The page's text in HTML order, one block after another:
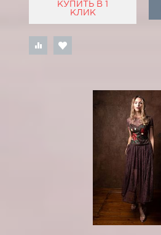
КУПИТЬ В 1
КЛИК